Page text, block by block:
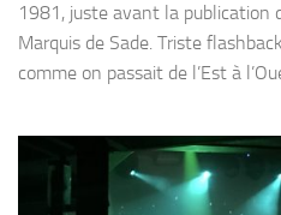
1981, juste avant la publication
Marquis de Sade. Triste
comme on passait de l’Est à